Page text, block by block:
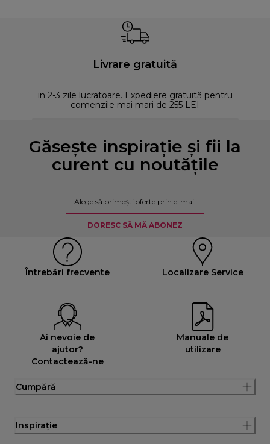
Livrare gratuită
in 2-3 zile lucratoare. Expediere gratuită pentru
comenzile mai mari de 255 LEI
Găsește inspirație și fii la
curent cu noutățile
Alege să primești oferte prin e-mail
DORESC SĂ MĂ ABONEZ
Întrebări frecvente Localizare Service
Ai nevoie de
ajutor?
Contactează-ne
Manuale de
utilizare
Cumpără
Inspirație